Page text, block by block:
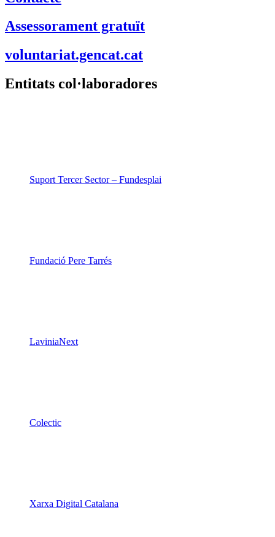
Assessorament gratuït
voluntariat.gencat.cat
Entitats col·laboradores
Suport Tercer Sector – Fundesplai
Fundació Pere Tarrés
LaviniaNext
Colectic
Xarxa Digital Catalana